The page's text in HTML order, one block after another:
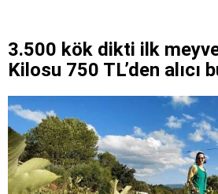
3.500 kök dikti ilk
Kilosu 750 TL’den alıcı